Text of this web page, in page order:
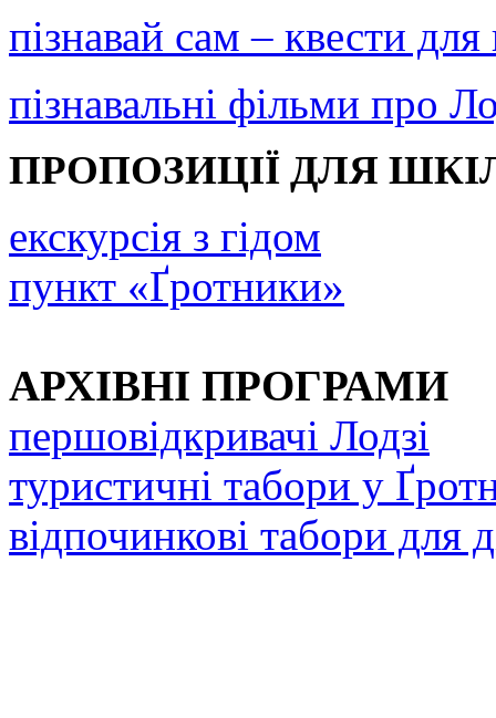
пізнавай сам – квести
пізнавальні фільми про
ПРОПОЗИЦІЇ ДЛЯ
екскурсія з гідом
пункт «Ґротники»
АРХІВНІ ПРОГРАМИ
першовідкривачі Лодзі
туристичні табори у
відпочинкові табори для